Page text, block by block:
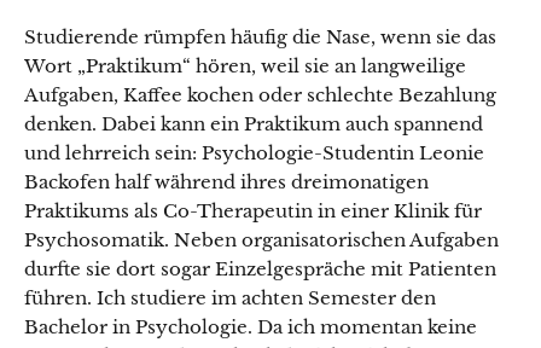
Studierende rümpfen häufig die Nase, wenn sie das
Wort „Praktikum“ hören, weil sie an langweilige
Aufgaben, Kaffee kochen oder schlechte Bezahlung
denken. Dabei kann ein Praktikum auch spannend
und lehrreich sein: Psychologie-Studentin Leonie
Backofen half während ihres dreimonatigen
Praktikums als Co-Therapeutin in einer Klinik für
Psychosomatik. Neben organisatorischen Aufgaben
durfte sie dort sogar Einzelgespräche mit Patienten
führen. Ich studiere im achten Semester den
Bachelor in Psychologie. Da ich momentan keine